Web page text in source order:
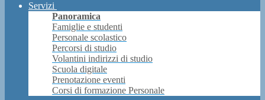
Servizi
Panoramica
Famiglie e studenti
Personale scolastico
Percorsi di studio
Volantini indirizzi di studio
Scuola digitale
Prenotazione eventi
Corsi di formazione Personale